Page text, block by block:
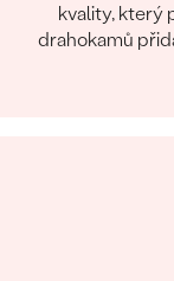
kvality, který
drahokamů